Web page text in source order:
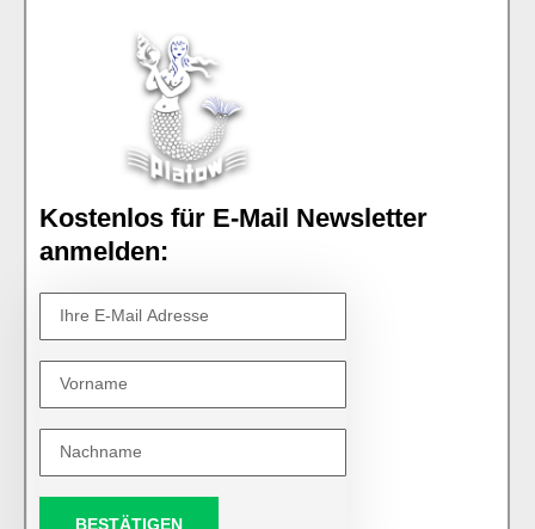
Kostenlos für E-Mail Newsletter
anmelden:
BESTÄTIGEN